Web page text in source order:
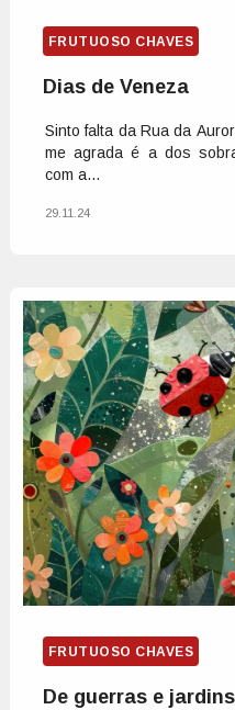
FRUTUOSO CHAVES
Dias de Veneza
Sinto falta da Rua da
me agrada é a dos
com a...
29.11.24
FRUTUOSO CHAVES
De guerras e jardins